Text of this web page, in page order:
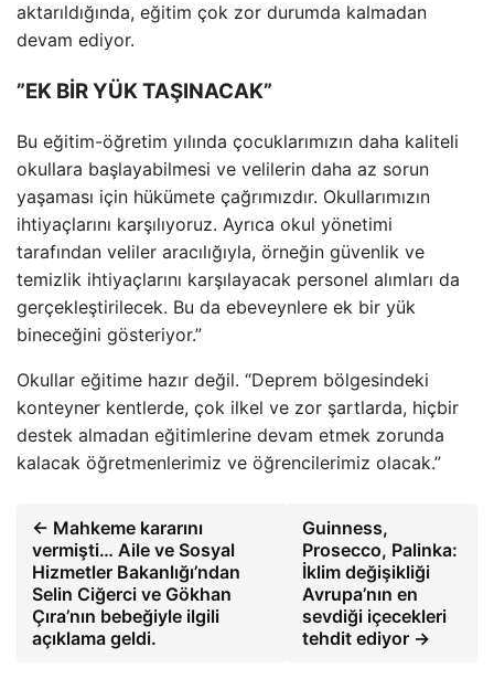
aktarıldığında, eğitim çok zor durumda kalmadan
devam ediyor.
”EK BİR YÜK TAŞINACAK”
Bu eğitim-öğretim yılında çocuklarımızın daha kaliteli
okullara başlayabilmesi ve velilerin daha az sorun
yaşaması için hükümete çağrımızdır. Okullarımızın
ihtiyaçlarını karşılıyoruz. Ayrıca okul yönetimi
tarafından veliler aracılığıyla, örneğin güvenlik ve
temizlik ihtiyaçlarını karşılayacak personel alımları da
gerçekleştirilecek. Bu da ebeveynlere ek bir yük
bineceğini gösteriyor.”
Okullar eğitime hazır değil. “Deprem bölgesindeki
konteyner kentlerde, çok ilkel ve zor şartlarda, hiçbir
destek almadan eğitimlerine devam etmek zorunda
kalacak öğretmenlerimiz ve öğrencilerimiz olacak.”
← Mahkeme kararını
vermişti… Aile ve Sosyal
Hizmetler Bakanlığı’ndan
Selin Ciğerci ve Gökhan
Çıra’nın bebeğiyle ilgili
açıklama geldi.
Guinness,
Prosecco, Palinka:
İklim değişikliği
Avrupa’nın en
sevdiği içecekleri
tehdit ediyor →